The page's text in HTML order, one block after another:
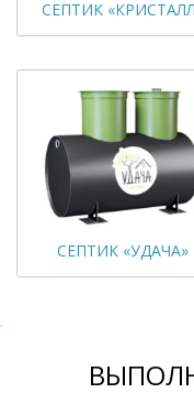
СЕПТИК
СЕПТИК «УДАЧА»